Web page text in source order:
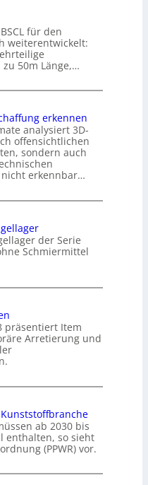
für den
weiterentwickelt:
50m Länge,…
erkennen
analysiert 3D-
offensichtlichen
sondern auch
erkennbar…
der Serie
Schmiermittel
präsentiert Item
Arretierung und
ab 2030 bis
enthalten, so sieht
(PPWR) vor.